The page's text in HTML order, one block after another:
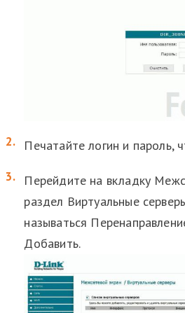
Печатайте логин и пароль,
Перейдите на вкладку
раздел Виртуальные
называться
Добавить.